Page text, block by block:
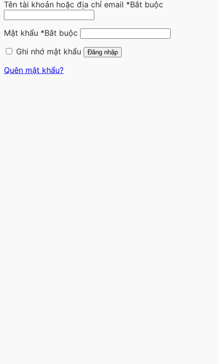
Tên tài khoản hoặc địa chỉ email *Bắt buộc
Mật khẩu *Bắt buộc
Ghi nhớ mật khẩu
Đăng nhập
Quên mật khẩu?